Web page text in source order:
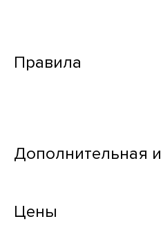
Правила
Дополнительная
Цены